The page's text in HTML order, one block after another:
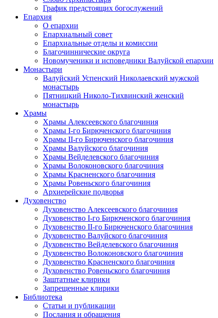
График предстоящих богослужений
Епархия
О епархии
Епархиальный совет
Епархиальные отделы и комиссии
Благочиннические округа
Новомученики и исповедники Валуйской епархии
Монастыри
Валуйский Успенский Николаевский мужской
монастырь
Пятницкий Николо-Тихвинский женский
монастырь
Храмы
Храмы Алексеевского благочиния
Храмы I-го Бирюченского благочиния
Храмы II-го Бирюченского благочиния
Храмы Валуйского благочиния
Храмы Вейделевского благочиния
Храмы Волоконовского благочиния
Храмы Красненского благочиния
Храмы Ровеньского благочиния
Архиерейские подворья
Духовенство
Духовенство Алексеевского благочиния
Духовенство I-го Бирюченского благочиния
Духовенство II-го Бирюченского благочиния
Духовенство Валуйского благочиния
Духовенство Вейделевского благочиния
Духовенство Волоконовского благочиния
Духовенство Красненского благочиния
Духовенство Ровеньского благочиния
Заштатные клирики
Запрещенные клирики
Библиотека
Статьи и публикации
Послания и обращения